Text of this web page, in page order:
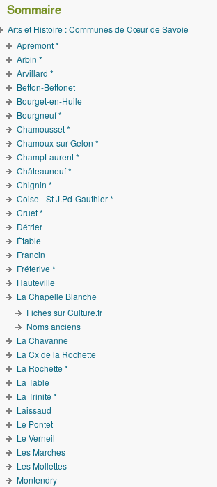
Sommaire
Arts et Histoire : Communes de Cœur de Savoie
Apremont *
Arbin *
Arvillard *
Betton-Bettonet
Bourget-en-Huile
Bourgneuf *
Chamousset *
Chamoux-sur-Gelon *
ChampLaurent *
Châteauneuf *
Chignin *
Coise - St J.Pd-Gauthier *
Cruet *
Détrier
Étable
Francin
Fréterive *
Hauteville
La Chapelle Blanche
Fiches sur Culture.fr
Noms anciens
La Chavanne
La Cx de la Rochette
La Rochette *
La Table
La Trinité *
Laissaud
Le Pontet
Le Verneil
Les Marches
Les Mollettes
Montendry